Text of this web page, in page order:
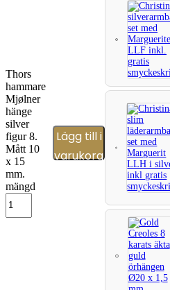
Thors
hammare
Mjølner
hänge
silver
figur 8.
Mått 10
x 15
mm.
mängd
Lägg till i
varukorg